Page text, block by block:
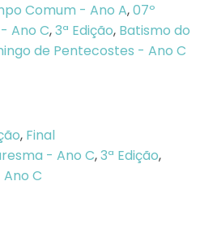
Comum - Ano A,07º
Ano C,3ª Edição, Batismo do
de Pentecostes - Ano C
, Final
- Ano C,3ª Edição,
C